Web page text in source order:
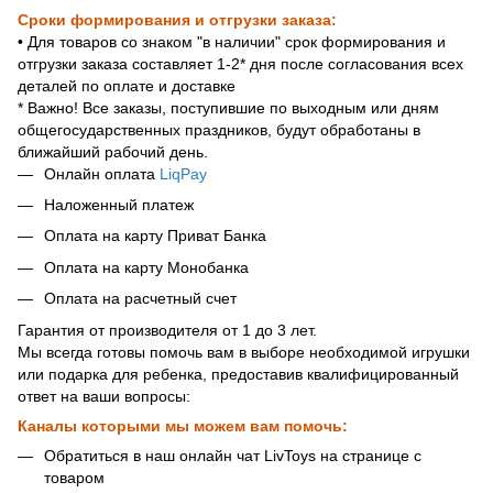
Сроки формирования и отгрузки заказа:
• Для товаров со знаком "в наличии" срок формирования и
отгрузки заказа составляет 1-2* дня после согласования всех
деталей по оплате и доставке
* Важно! Все заказы, поступившие по выходным или дням
общегосударственных праздников, будут обработаны в
ближайший рабочий день.
Онлайн оплата LiqPay
Наложенный платеж
Оплата на карту Приват Банка
Оплата на карту Монобанка
Оплата на расчетный счет
Гарантия от производителя от 1 до 3 лет.
Мы всегда готовы помочь вам в выборе необходимой игрушки
или подарка для ребенка, предоставив квалифицированный
ответ на ваши вопросы:
Каналы которыми мы можем вам помочь:
Обратиться в наш онлайн чат LivToys на странице с
товаром